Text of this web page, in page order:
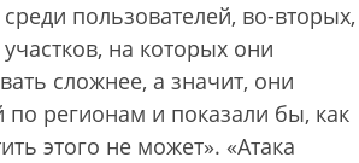
пользователей, во-вторых,
на которых они
сложнее, а значит, они
регионам и показали бы, как
этого не может». «Атака